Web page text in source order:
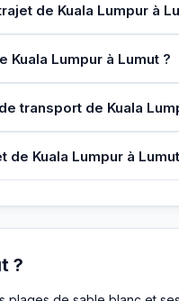
de Kuala Lumpur à
Lumpur à Lumut ?
transport de Kuala
Kuala Lumpur à
?